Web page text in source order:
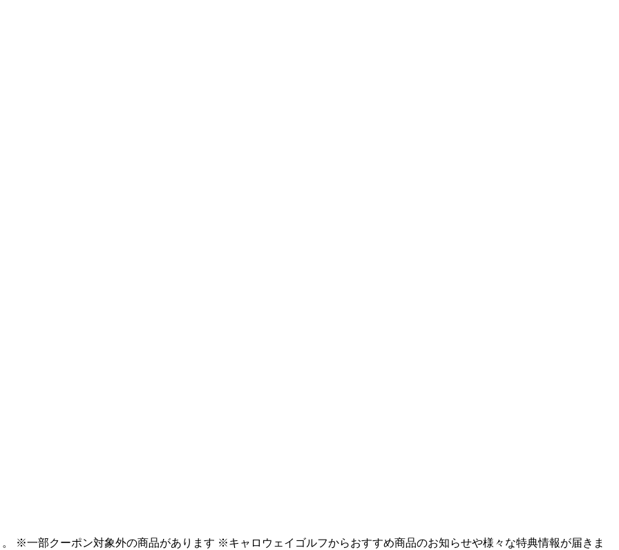
※一部クーポン対象外の商品があります ※キャロウェイゴルフからおすすめ商品のお知らせや様々な特典情報が届きま